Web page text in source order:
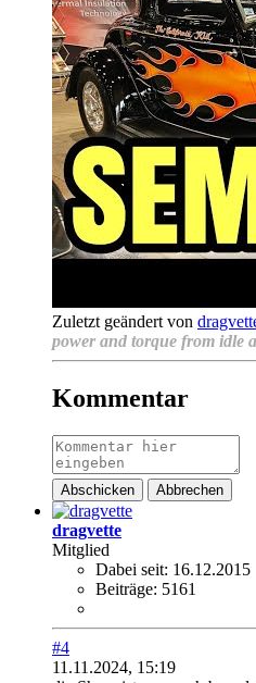
Zuletzt geändert von
power and torque from idle
Kommentar
Abschicken Abbrechen
dragvette
Mitglied
Dabei seit: 16.12.2015
Beiträge: 5161
#4
11.11.2024, 15:19